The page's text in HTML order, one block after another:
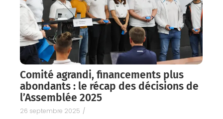
Comité agrandi, financements plus
abondants : le récap des décisions de
l’Assemblée 2025
26 septembre 2025 /